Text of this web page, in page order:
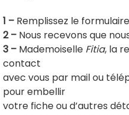
1 – Remplissez le
2 – Nous recevons que
3 – Mademoiselle Fitia, la
contact
avec vous par mail ou
pour embellir
votre fiche ou d’autres